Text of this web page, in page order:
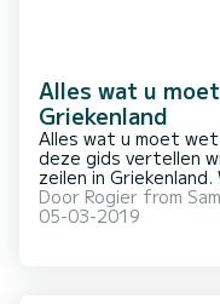
Alles wat u
Griekenland
Alles wat u moet
deze gids vertellen
zeilen in
bezoeken, wat u wel,
en aan welke regels u zich
Door Rogier from
05-03-2019